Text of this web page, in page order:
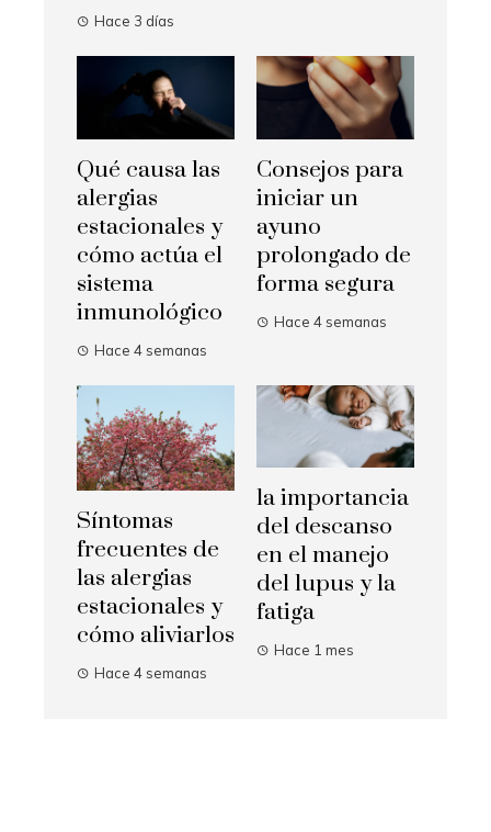
Hace 3 días
Qué causa las
alergias
estacionales y
cómo actúa el
sistema
inmunológico
Hace 4 semanas
Consejos para
iniciar un
ayuno
prolongado de
forma segura
Hace 4 semanas
Síntomas
frecuentes de
las alergias
estacionales y
cómo aliviarlos
Hace 4 semanas
la importancia
del descanso
en el manejo
del lupus y la
fatiga
Hace 1 mes